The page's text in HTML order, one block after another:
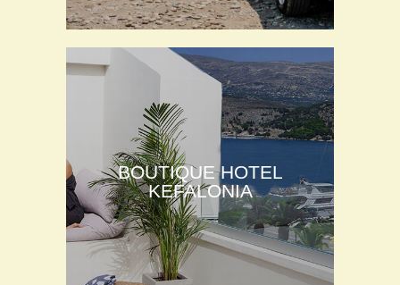
BOUTIQUE HOTEL
KEFALONIA